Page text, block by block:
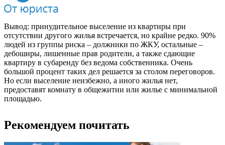
Вывод: принудительное выселение из квартиры при
отсутствии другого жилья встречается, но крайне редко. 90%
людей из группы риска – должники по ЖКУ, остальные –
дебоширы, лишенные прав родители, а также сдающие
квартиру в субаренду без ведома собственника. Очень
большой процент таких дел решается за столом переговоров.
Но если выселение неизбежно, а иного жилья нет,
предоставят комнату в общежитии или жилье с минимальной
площадью.
Рекомендуем почитать